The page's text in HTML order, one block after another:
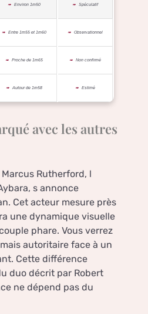
Environ 1m50 Spéculatif
Entre 1m55 et 1m60 Observationnel
Proche de 1m65 Non confirmé
Autour de 1m58 Estimé
avec les autres
Rutherford, l
s annonce
Cet acteur mesure près
une dynamique visuelle
phare. Vous verrez
autoritaire face à un
Cette différence
duo décrit par Robert
ne dépend pas du